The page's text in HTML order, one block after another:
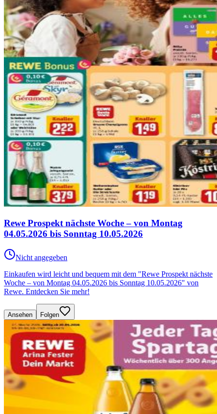
Rewe Prospekt nächste Woche – von Montag
04.05.2026 bis Sonntag 10.05.2026
Nicht angegeben
Einkaufen wird leicht und bequem mit dem "Rewe Prospekt nächste
Woche – von Montag 04.05.2026 bis Sonntag 10.05.2026" von
Rewe. Entdecken Sie mehr!
Ansehen Folgen